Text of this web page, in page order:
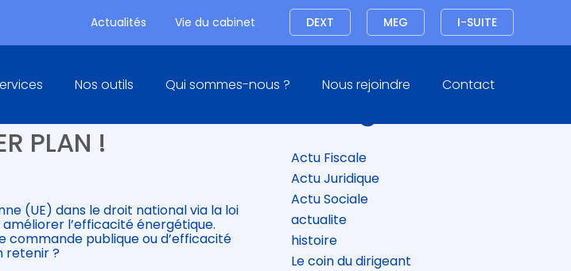
Actualités Vie du cabinet Connexion I-SUITE
MEG
DEXT
Nos outils Qui sommes-nous ? Nous rejoindre Contact
D’ÉNERGIE :
PLAN !
(UE) dans le droit national via la loi
améliorer l’efficacité énergétique.
commande publique ou d’efficacité
retenir ?
Blog
Actu Fiscale
Actu Juridique
Actu Sociale
actualite
histoire
Le coin du dirigeant